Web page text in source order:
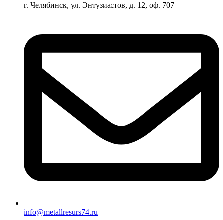
г. Челябинск, ул. Энтузиастов, д. 12, оф. 707
info@metallresurs74.ru